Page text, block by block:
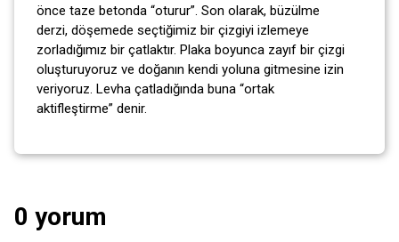
önce taze betonda “oturur”. Son olarak, büzülme
derzi, döşemede seçtiğimiz bir çizgiyi izlemeye
zorladığımız bir çatlaktır. Plaka boyunca zayıf bir çizgi
oluşturuyoruz ve doğanın kendi yoluna gitmesine izin
veriyoruz. Levha çatladığında buna “ortak
aktifleştirme” denir.
0 yorum